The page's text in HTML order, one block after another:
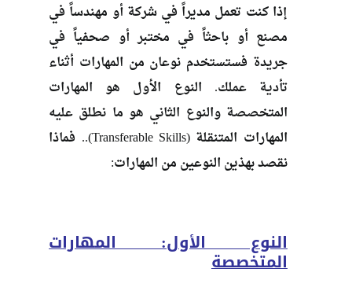
إذا كنت تعمل مديراً في شركة أو مهندساً في
مصنع أو باحثاً في مختبر أو صحفياً في
جريدة فستستخدم نوعان من المهارات أثناء
تأدية عملك. النوع الأول هو المهارات
المتخصصة والنوع الثاني هو ما نطلق عليه
المهارات المتنقلة (Transferable Skills).. فماذا
نقصد بهذين النوعين من المهارات:
النوع الأول: المهارات
المتخصصة